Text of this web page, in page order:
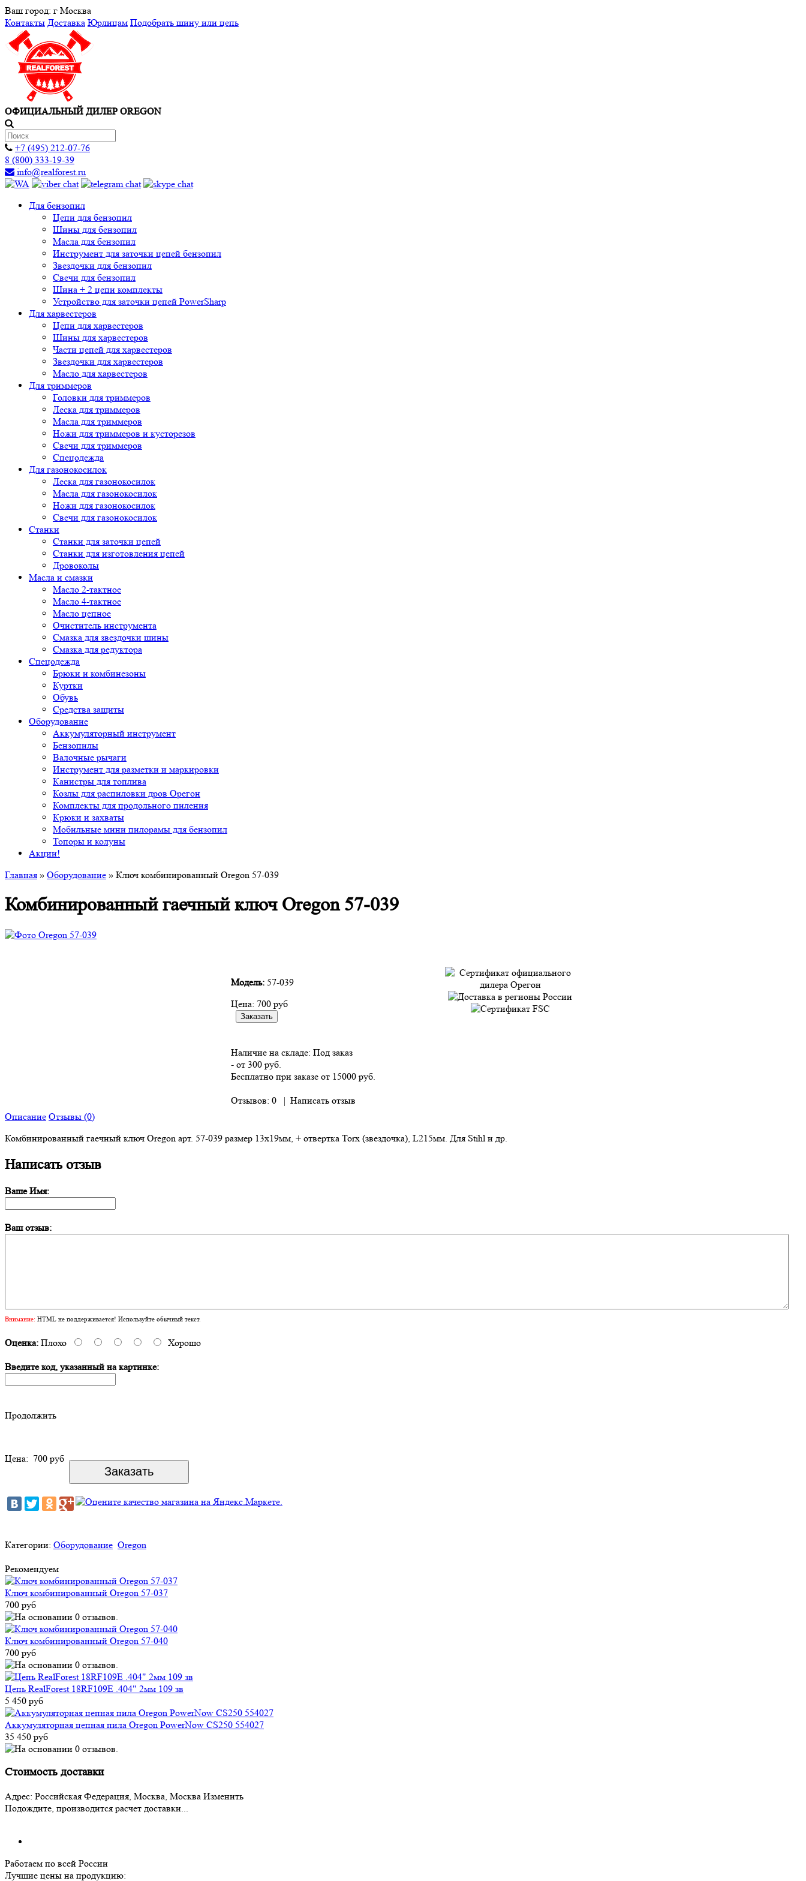
Ваш город: г Москва
Контакты Доставка Юрлицам Подобрать шину или цепь
ОФИЦИАЛЬНЫЙ ДИЛЕР OREGON
+7 (495) 212-07-76
8 (800) 333-19-39
info@realforest.ru
Для бензопил
Цепи для бензопил
Шины для бензопил
Масла для бензопил
Инструмент для заточки цепей бензопил
Звездочки для бензопил
Свечи для бензопил
Шина + 2 цепи комплекты
Устройство для заточки цепей PowerSharp
Для харвестеров
Цепи для харвестеров
Шины для харвестеров
Части цепей для харвестеров
Звездочки для харвестеров
Масло для харвестеров
Для триммеров
Головки для триммеров
Леска для триммеров
Масла для триммеров
Ножи для триммеров и кусторезов
Свечи для триммеров
Спецодежда
Для газонокосилок
Леска для газонокосилок
Масла для газонокосилок
Ножи для газонокосилок
Свечи для газонокосилок
Станки
Cтанки для заточки цепей
Станки для изготовления цепей
Дровоколы
Масла и смазки
Масло 2-тактное
Масло 4-тактное
Масло цепное
Очиститель инструмента
Смазка для звездочки шины
Смазка для редуктора
Спецодежда
Брюки и комбинезоны
Куртки
Обувь
Средства защиты
Оборудование
Аккумуляторный инструмент
Бензопилы
Валочные рычаги
Инструмент для разметки и маркировки
Канистры для топлива
Козлы для распиловки дров Орегон
Комплекты для продольного пиления
Крюки и захваты
Мобильные мини пилорамы для бензопил
Топоры и колуны
Акции!
Главная » Оборудование » Ключ комбинированный Oregon 57-039
Комбинированный гаечный ключ Oregon 57-039
Модель: 57-039
Цена: 700 руб
Наличие на складе: Под заказ
- от 300 руб.
Бесплатно при заказе от 15000 руб.
Отзывов: 0 | Написать отзыв
Описание Отзывы (0)
Комбинированный гаечный ключ Oregon арт. 57-039 размер 13x19мм, + отвертка Torx (звездочка), L215мм. Для Stihl и др.
Написать отзыв
Ваше Имя:
Ваш отзыв:
Внимание: HTML не поддерживается! Используйте обычный текст.
Оценка: Плохо Хорошо
Введите код, указанный на картинке:
Продолжить
Цена: 700 руб
Категории: Оборудование Oregon
Рекомендуем
Ключ комбинированный Oregon 57-037
700 руб
Ключ комбинированный Oregon 57-040
700 руб
Цепь RealForest 18RF109E .404" 2мм 109 зв
5 450 руб
Аккумуляторная цепная пила Oregon PowerNow CS250 554027
35 450 руб
Стоимость доставки
Адрес: Российская Федерация, Москва, Москва Изменить
Подождите, производится расчет доставки...
Работаем по всей России
Лучшие цены на продукцию: